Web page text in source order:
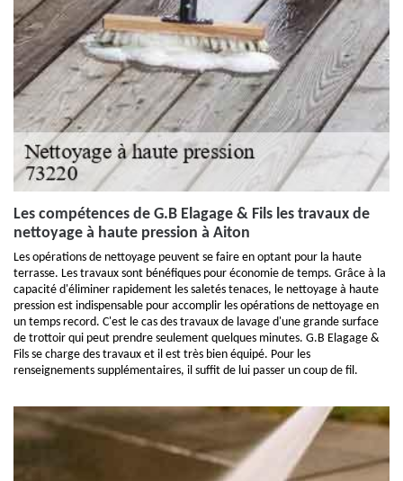
Les compétences de G.B Elagage & Fils les travaux de
nettoyage à haute pression à Aiton
Les opérations de nettoyage peuvent se faire en optant pour la haute
terrasse. Les travaux sont bénéfiques pour économie de temps. Grâce à la
capacité d'éliminer rapidement les saletés tenaces, le nettoyage à haute
pression est indispensable pour accomplir les opérations de nettoyage en
un temps record. C'est le cas des travaux de lavage d'une grande surface
de trottoir qui peut prendre seulement quelques minutes. G.B Elagage &
Fils se charge des travaux et il est très bien équipé. Pour les
renseignements supplémentaires, il suffit de lui passer un coup de fil.